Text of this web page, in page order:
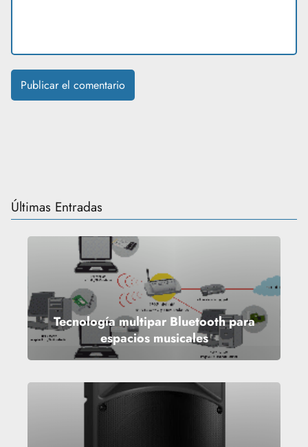
Últimas Entradas
Tecnología multipar Bluetooth para
espacios musicales